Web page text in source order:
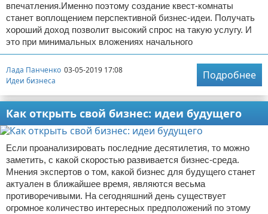
впечатления.Именно поэтому создание квест-комнаты
станет воплощением перспективной бизнес-идеи. Получать
хороший доход позволит высокий спрос на такую услугу. И
это при минимальных вложениях начального
Лада Панченко 03-05-2019 17:08
Идеи бизнеса
Подробнее
Как открыть свой бизнес: идеи будущего
Если проанализировать последние десятилетия, то можно
заметить, с какой скоростью развивается бизнес-среда.
Мнения экспертов о том, какой бизнес для будущего станет
актуален в ближайшее время, являются весьма
противоречивыми. На сегодняшний день существует
огромное количество интересных предположений по этому